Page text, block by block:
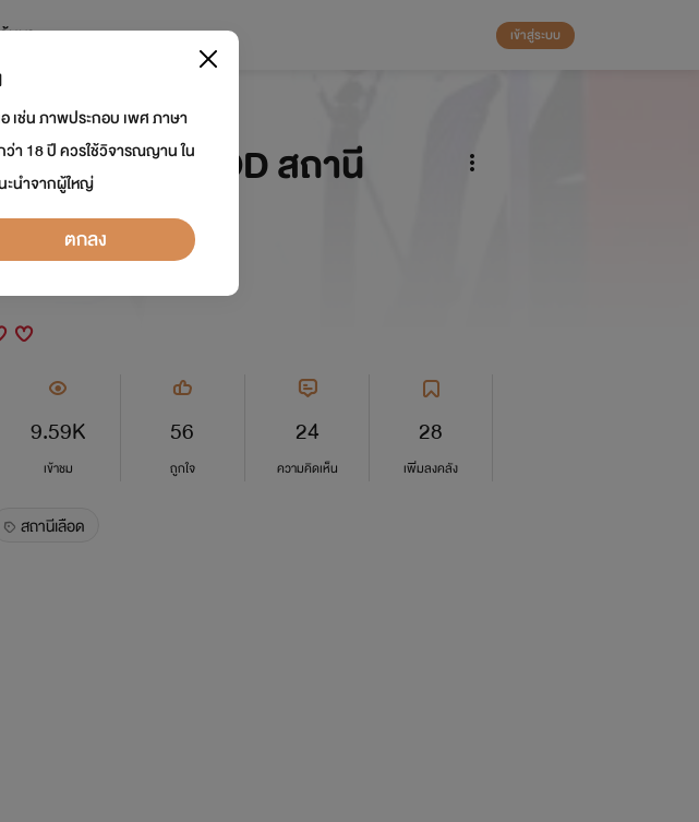
ค้นหา เข้าสู่ระบบ
BLOOD สถานี
9.59K
เข้าชม
56
ถูกใจ
24
ความคิดเห็น
28
เพิ่มลงคลัง
สถานีเลือด
เช่น ภาพประกอบ เพศ ภาษา
า 18 ปี ควรใช้วิจารณญาน ใน
ะนำจากผู้ใหญ่
ตกลง